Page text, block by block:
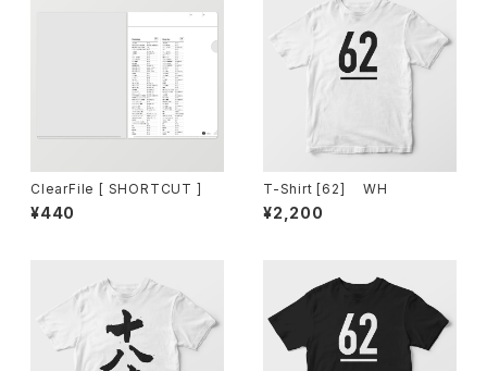
ClearFile [ SHORTCUT ]
¥440
T-Shirt [62] WH
¥2,200